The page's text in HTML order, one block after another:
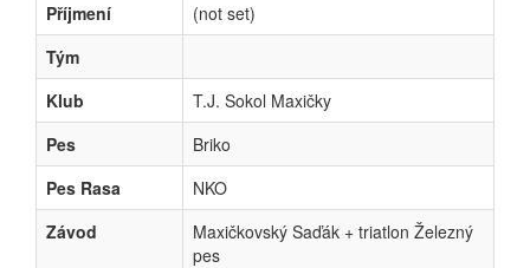
Příjmení
(not set)
Tým
Klub
T.J. Sokol Maxičky
Pes
Briko
Pes Rasa
NKO
Závod
Maxičkovský Saďák + triatlon Železný
pes